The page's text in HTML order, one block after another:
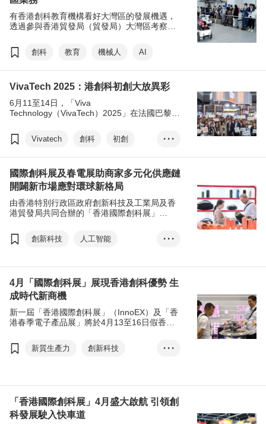
有香港創科教育機構看好大灣區的發展機遇，
透過參與香港貿發局（貿發局）大灣區考察活
深圳園區開設獨資公司，打開大灣區創科教育
市場。創科 教育 機械人 AI
VivaTech 2025：港創科初創大放異彩
6月11至14日，「Viva
Technology（VivaTech）2025」在法國巴黎圓
VivaTech設立「香港科技館」，組織20家初創
遠赴巴黎參展，展示創科實力。此外，本局還
資者及業務夥伴的交流合作。有初創與歐洲企
業簽署合作備忘錄，另多家參展初創斬獲多項
獎項及嘉許。
Vivatech 創科
初創
人工智能
機械人
• • •
國際創科展及春電展助商家多元化供應鏈
開闢新市場應對環球新格局
由香港特別行政區政府創新科技及工業局及香
港貿發局共同合辦的「香港國際創科展」
展」（春電展）早前圓滿結束，成功向世界展
示香港智慧城市發展的最新成果。今年活動規
科成果轉化及促進跨地域的商貿合作，不少國
際買家給予活動正面評價。
創新科技
人工智能
• • •
4月「國際創科展」展現香港創科優勢 生
成時代新商機
新一屆「香港國際創科展」（InnoEX）及「香
港春季電子產品展」將於4月13至16日假香港
的創科成果，同時匯聚全球頂尖科技產品及解
決方案，促進業界間碰撞聯動，創造新時代新
題，及中小企關注的政府支援計劃。
新質生產力
創新科技
• • •
「香港國際創科展」4月盛大啟航 引領創
科發展駛入快車道